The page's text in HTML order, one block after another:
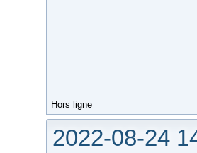
Hors ligne
2022-08-24